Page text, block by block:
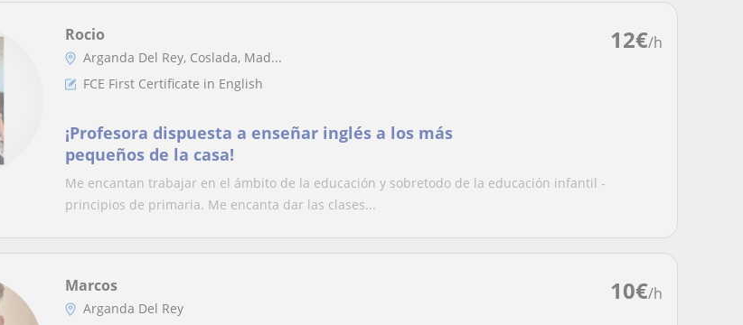
12€/h
Rocio
Arganda Del Rey, Coslada, Mad...
FCE First Certificate in English
¡Profesora dispuesta a enseñar inglés a los más
pequeños de la casa!
Me encantan trabajar en el ámbito de la educación y sobretodo de la educación infantil -
principios de primaria. Me encanta dar las clases...
10€/h
Marcos
Arganda Del Rey